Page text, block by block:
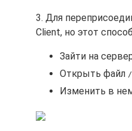
3. Для
Client, но этот
Зайти на
Открыть файл /
Изменить в